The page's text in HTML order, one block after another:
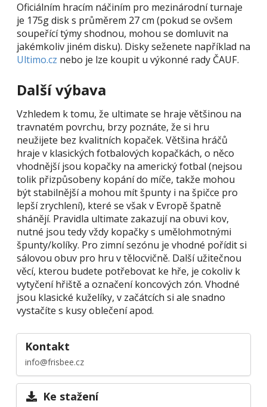
Oficiálním hracím náčiním pro mezinárodní turnaje
je 175g disk s průměrem 27 cm (pokud se ovšem
soupeřící týmy shodnou, mohou se domluvit na
jakémkoliv jiném disku). Disky seženete například na
Ultimo.cz nebo je lze koupit u výkonné rady ČAUF.
Další výbava
Vzhledem k tomu, že ultimate se hraje většinou na
travnatém povrchu, brzy poznáte, že si hru
neužijete bez kvalitních kopaček. Většina hráčů
hraje v klasických fotbalových kopačkách, o něco
vhodnější jsou kopačky na americký fotbal (nejsou
tolik přizpůsobeny kopání do míče, takže mohou
být stabilnější a mohou mít špunty i na špičce pro
lepší zrychlení), které se však v Evropě špatně
shánějí. Pravidla ultimate zakazují na obuvi kov,
nutné jsou tedy vždy kopačky s umělohmotnými
špunty/kolíky. Pro zimní sezónu je vhodné pořídit si
sálovou obuv pro hru v tělocvičně. Další užitečnou
věcí, kterou budete potřebovat ke hře, je cokoliv k
vytyčení hřiště a označení koncových zón. Vhodné
jsou klasické kuželíky, v začátcích si ale snadno
vystačíte s kusy oblečení apod.
Kontakt
info@frisbee.cz
Ke stažení